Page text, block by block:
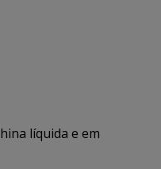
líquida e em